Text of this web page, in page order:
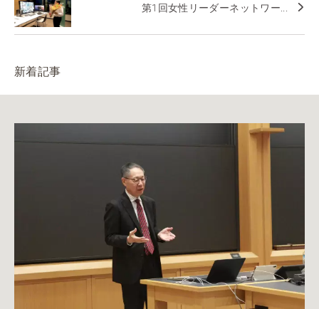
第1回女性リーダーネットワー...
新着記事